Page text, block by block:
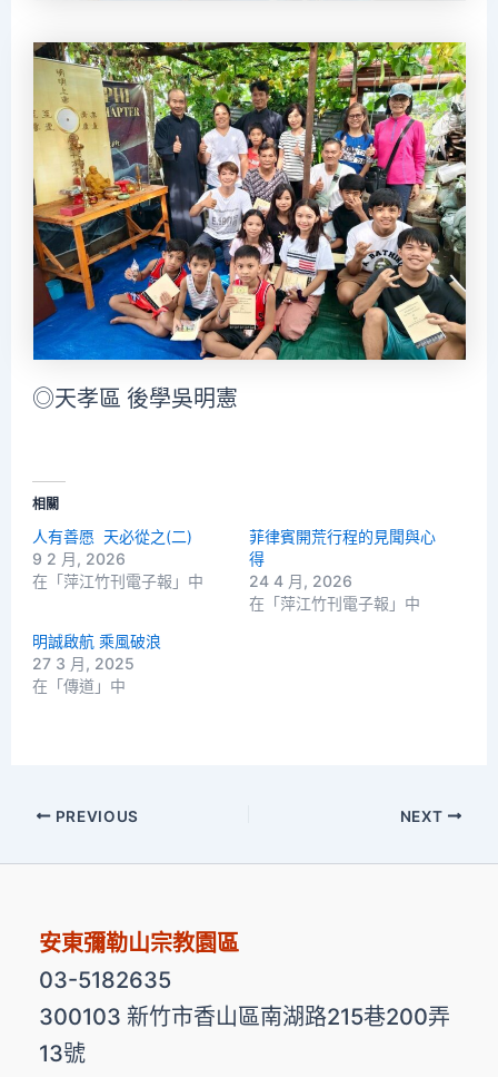
◎天孝區 後學吳明憲
相關
人有善愿 天必從之(二)
9 2 月, 2026
在「萍江竹刊電子報」中
菲律賓開荒行程的見聞與心
得
24 4 月, 2026
在「萍江竹刊電子報」中
明誠啟航 乘風破浪
27 3 月, 2025
在「傳道」中
PREVIOUS NEXT
安東彌勒山宗教園區
03-5182635
300103 新竹市香山區南湖路215巷200弄
13號